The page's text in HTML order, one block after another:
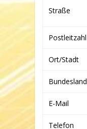
Straße
Postleitzahl
Ort/Stadt
Bundesland
E-Mail
Telefon